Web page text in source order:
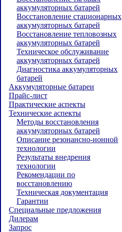
аккумуляторных батарей
Восстановление стационарных
аккумуляторных батарей
Восстановление тепловозных
аккумуляторных батарей
Техническое обслуживание
аккумуляторных батарей
Диагностика аккумуляторных
батарей
Аккумуляторные батареи
Прайс-лист
Практические аспекты
Технические аспекты
Методы восстановления
аккумуляторных батарей
Описание резонансно-ионной
технологии
Результаты внедрения
технологии
Рекомендации по
восстановлению
Техническая документация
Гарантии
Специальные предложения
Дилерам
Запрос